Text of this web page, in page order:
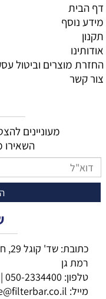
דף הבית
מידע נוסף
תקנון
אודותינו
החזרת מוצרים וביטול
צור קשר
מעוניינים
השאירו
רמת גן
טלפון: 050-2334400
|
מייל: